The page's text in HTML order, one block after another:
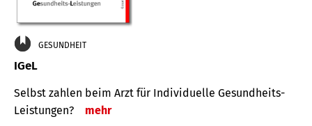
GESUNDHEIT
IGeL
Selbst zahlen beim Arzt für Indi­vidu­elle Gesund­heits-
Leis­tungen?
mehr